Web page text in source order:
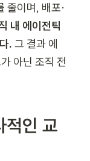
줄이며, 배포·
내 에이전틱
. 그 결과 에
아닌 조직 전
인 교